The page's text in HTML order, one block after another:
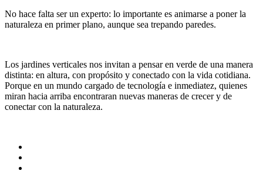
No hace falta ser un experto: lo importante es animarse a poner la
naturaleza en primer plano, aunque sea trepando paredes.
Los jardines verticales nos invitan a pensar en verde de una manera
distinta: en altura, con propósito y conectado con la vida cotidiana.
Porque en un mundo cargado de tecnología e inmediatez, quienes
miran hacia arriba encontraran nuevas maneras de crecer y de
conectar con la naturaleza.